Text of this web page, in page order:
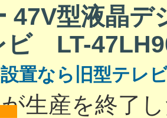
47V型液晶デ
ビ LT-
置なら旧型テレ
生産を終了